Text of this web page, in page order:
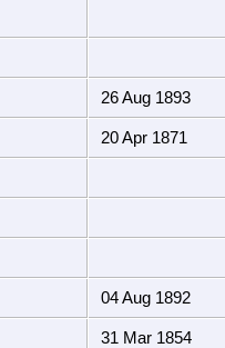
26 Aug 1893
20 Apr 1871
04 Aug 1892
31 Mar 1854